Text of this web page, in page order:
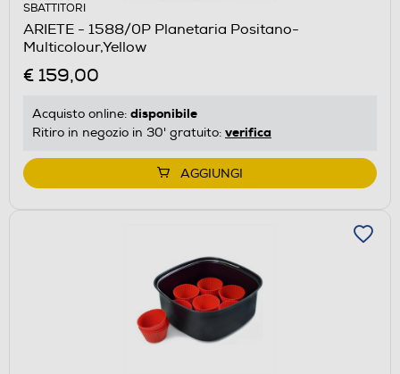
SBATTITORI
ARIETE - 1588/0P Planetaria Positano-
Multicolour,Yellow
€ 159,00
Acquisto online: disponibile
Ritiro in negozio in 30' gratuito: verifica
AGGIUNGI